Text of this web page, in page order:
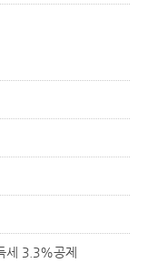
세 3.3%공제